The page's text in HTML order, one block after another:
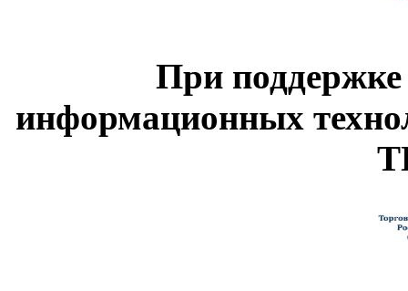
При
информационных